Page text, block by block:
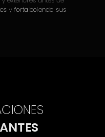
y fortaleciendo sus